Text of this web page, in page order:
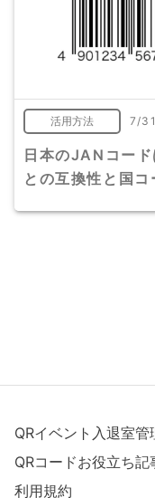
活用方法 7/
日本のJANコー
との互換性と国コ
QRイベント入退室
QRコードお役立ち記
利用規約